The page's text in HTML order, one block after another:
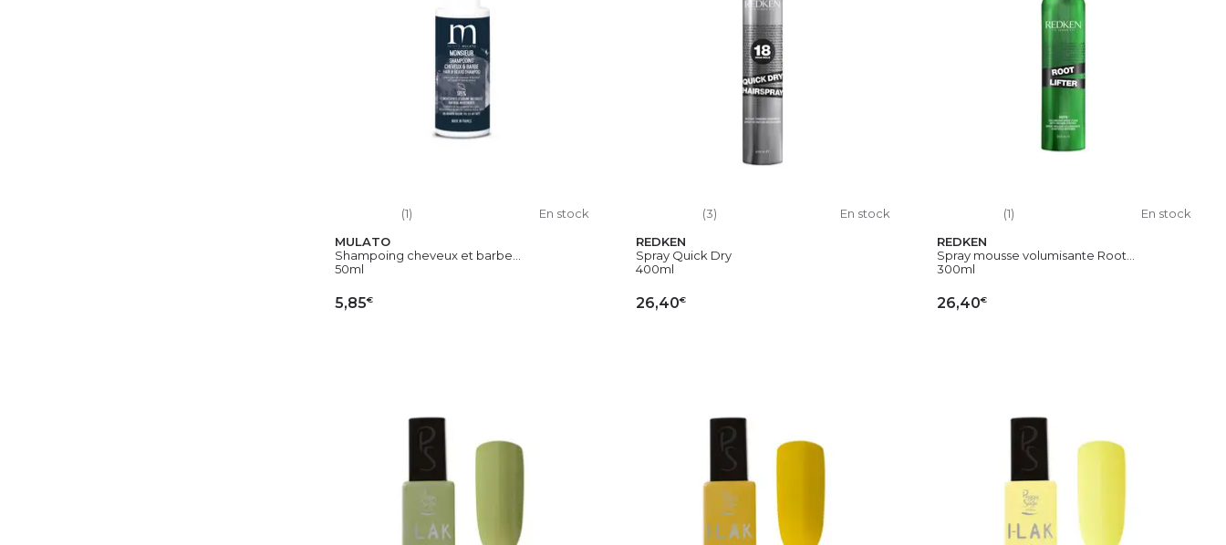
(1)
En stock
MULATO
Shampoing cheveux et barbe...
50ml
5,85€
(3)
En stock
REDKEN
Spray Quick Dry
400ml
26,40€
(1)
En stock
REDKEN
Spray mousse volumisante Root...
300ml
26,40€